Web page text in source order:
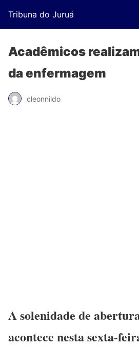
Tribuna do Juruá
Acadêmicos
da enfermagem
cleonnildo
A solenidade de
acontece nesta sexta-